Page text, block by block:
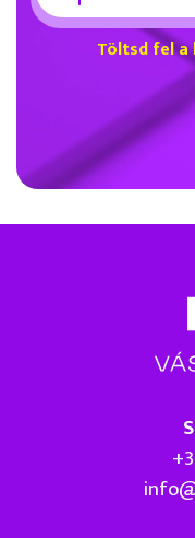
Töltsd fel a